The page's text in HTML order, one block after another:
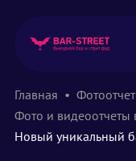
Главная
Фото и видеоотчеты
Новый уникальный